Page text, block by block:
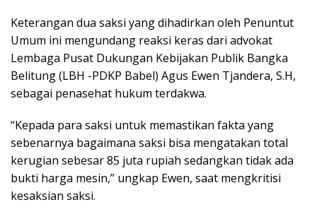
Keterangan dua saksi yang dihadirkan oleh Penuntut
Umum ini mengundang reaksi keras dari advokat
Lembaga Pusat Dukungan Kebijakan Publik Bangka
Belitung (LBH -PDKP Babel) Agus Ewen Tjandera, S.H,
sebagai penasehat hukum terdakwa.
“Kepada para saksi untuk memastikan fakta yang
sebenarnya bagaimana saksi bisa mengatakan total
kerugian sebesar 85 juta rupiah sedangkan tidak ada
bukti harga mesin,” ungkap Ewen, saat mengkritisi
kesaksian saksi.